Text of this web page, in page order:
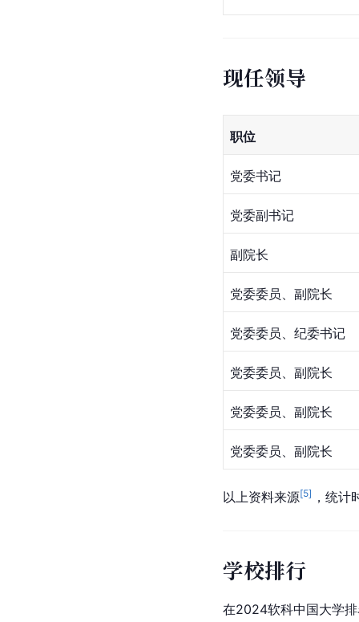
现任领导
职位
党委书记
党委副书记
副院长
党委委员、副院长
党委委员、纪委书记
党委委员、副院长
党委委员、副院长
党委委员、副院长
以上资料来源[5] ，统
学校排行
在2024软科中国大学